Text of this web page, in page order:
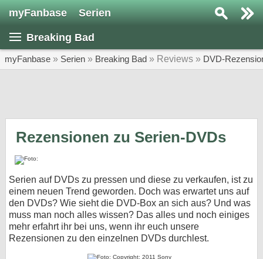
myFanbase Serien
Breaking Bad
myFanbase » Serien » Breaking Bad » Reviews » DVD-
Rezensionen zu Serien-DVDs
Serien auf DVDs zu pressen und diese zu verkaufen, ist zu
einem neuen Trend geworden. Doch was erwartet uns auf
den DVDs? Wie sieht die DVD-Box an sich aus? Und was
muss man noch alles wissen? Das alles und noch einiges
mehr erfahrt ihr bei uns, wenn ihr euch unsere
Rezensionen zu den einzelnen DVDs durchlest.
SERIEN
Specials
SERVICE
Gewinnspiele
Forum